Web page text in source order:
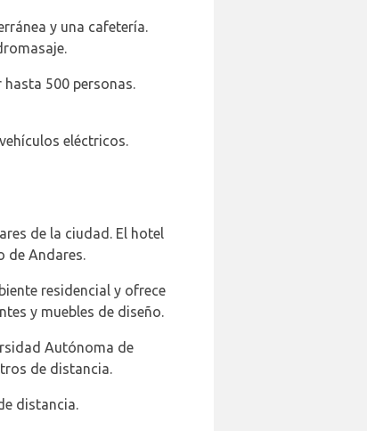
y una cafetería.
500 personas.
eléctricos.
de la ciudad. El hotel
de Andares.
residencial y ofrece
y muebles de diseño.
Autónoma de
de distancia.
distancia.